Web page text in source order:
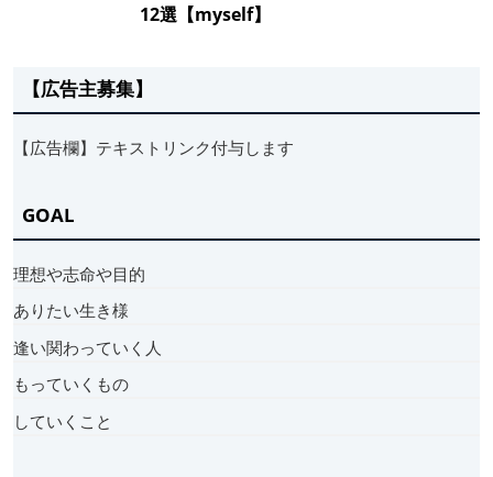
12選【myself】
【広告主募集】
【広告欄】テキストリンク付与します
GOAL
理想や志命や目的
ありたい生き様
逢い関わっていく人
もっていくもの
していくこと